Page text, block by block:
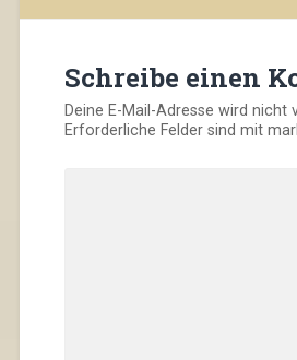
Schreibe einen
Deine E-Mail-Adresse wird
Erforderliche Felder sind mit